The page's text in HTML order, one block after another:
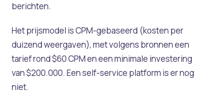
berichten.
Het prijsmodel is CPM-gebaseerd (kosten per
duizend weergaven), met volgens bronnen een
tarief rond $60 CPM en een minimale investering
van $200.000. Een self-service platform is er nog
niet.